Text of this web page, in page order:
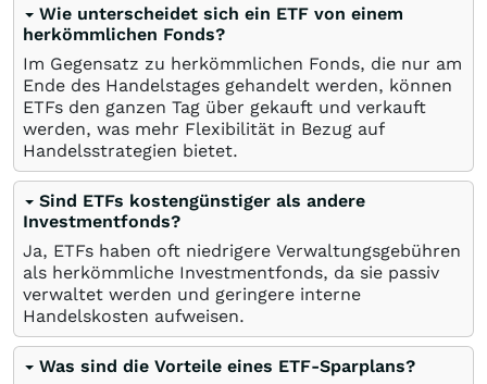
Wie unterscheidet sich ein ETF von einem
herkömmlichen Fonds?
Im Gegensatz zu herkömmlichen Fonds, die nur am
Ende des Handelstages gehandelt werden, können
ETFs den ganzen Tag über gekauft und verkauft
werden, was mehr Flexibilität in Bezug auf
Handelsstrategien bietet.
Sind ETFs kostengünstiger als andere
Investmentfonds?
Ja, ETFs haben oft niedrigere Verwaltungsgebühren
als herkömmliche Investmentfonds, da sie passiv
verwaltet werden und geringere interne
Handelskosten aufweisen.
Was sind die Vorteile eines ETF-Sparplans?